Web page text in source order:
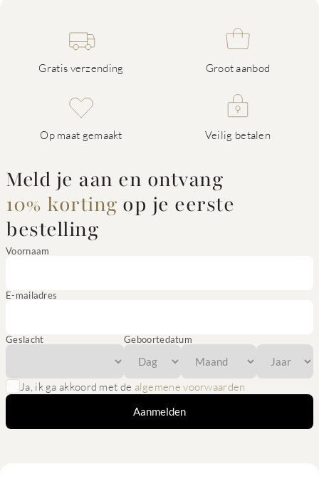
Gratis verzending Groot aanbod
Op maat gemaakt Veilig betalen
Meld je aan en ontvang
10% korting op je eerste
bestelling
Voornaam
E-mailadres
Geslacht Geboortedatum
Ja, ik ga akkoord met de algemene voorwaarden
Aanmelden